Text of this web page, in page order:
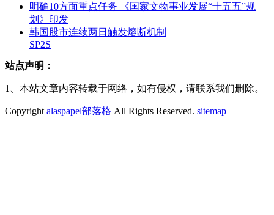
明确10方面重点任务 《国家文物事业发展“十五五”规
划》印发
韩国股市连续两日触发熔断机制
SP2S
站点声明：
1、本站文章内容转载于网络，如有侵权，请联系我们删除。
Copyright alaspapel部落格 All Rights Reserved. sitemap